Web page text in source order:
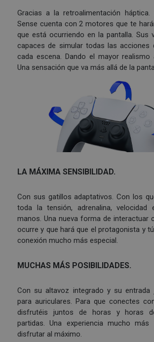
Gracias a la retroalimentación háptica.
Sense cuenta con 2 motores que te
que está ocurriendo en la pantalla. Sus
capaces de simular todas las acciones
cada escena. Dando el mayor realismo
Una sensación que va más allá de la
LA MÁXIMA SENSIBILIDAD.
Con sus gatillos adaptativos. Con los
toda la tensión, adrenalina, velocidad
manos. Una nueva forma de interactuar
ocurre y que hará que el protagonista y
conexión mucho más especial.
MUCHAS MÁS POSIBILIDADES.
Con su altavoz integrado y su entrada
para auriculares. Para que conectes
disfrutéis juntos de horas y horas
partidas. Una experiencia mucho más
disfrutar al máximo.